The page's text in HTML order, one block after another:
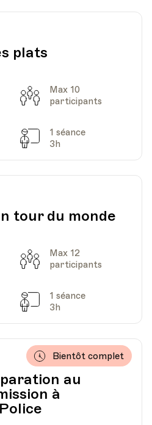
plats
Capacité
Max 10
participants
Séances
1 séance
3h
tour du monde
Capacité
Max 12
participants
Séances
1 séance
3h
au
à
Bientôt complet